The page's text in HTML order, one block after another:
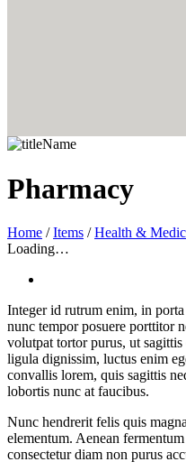
Pharmacy
Home / Items / Health &
Loading…
Integer id rutrum enim, in
nunc tempor posuere porttitor
volutpat tortor purus, ut
ligula dignissim, luctus enim
convallis lorem, quis sagittis
lobortis nunc at faucibus.
Nunc hendrerit felis quis
elementum. Aenean
consectetur diam non purus